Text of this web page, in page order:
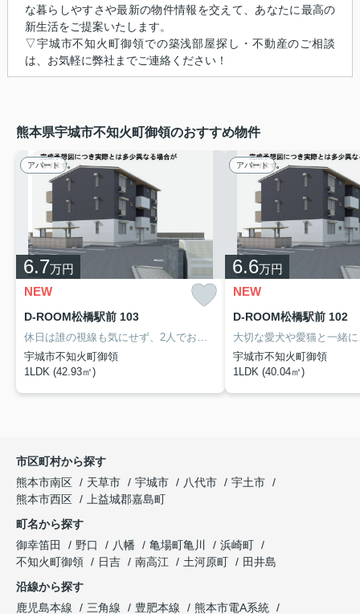
な暮らしやすさや最新の物件情報を交えて、あなたに最高の
新生活をご提案いたします。
▽宇城市不知火町御領での築浅部屋探し・不動産のご相談
は、お気軽に弊社までご連絡ください！
熊本県宇城市不知火町御領のおすすめ物件
アパート
6.7万円
NEW
D-ROOM松橋駅前 103
宇城市不知火町御領
1LDK (42.93㎡)
アパート
6.6万円
NEW
D-ROOM松橋駅前 102
宇城市不知火町御領
1LDK (40.04㎡)
市区町村から探す
熊本市南区
天草市 宇城市 八代市
宇土市
熊本市西区
上益城郡嘉島町
町名から探す
御幸笛田
野口 八幡 亀場町亀川
浜崎町
不知火町御領
日吉 南高江 土河原町
田井島
沿線から探す
鹿児島本線
三角線 豊肥本線
熊本市電A系統